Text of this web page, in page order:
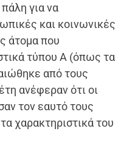
για να
και κοινωνικές
άτομα που
τύπου Α (όπως τα
από τους
ανέφεραν ότι οι
τον εαυτό τους
χαρακτηριστικά του